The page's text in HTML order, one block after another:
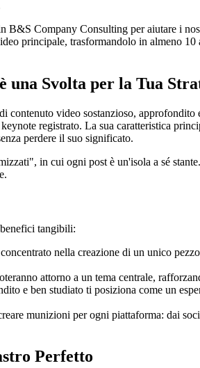
B&S Company Consulting per aiutare i
principale, trasformandolo in almeno
una Svolta per la Tua
contenuto video sostanzioso,
registrato. La sua caratteristica
perdere il suo significato.
in cui ogni post è un'isola a sé
tangibili:
nella creazione di un unico
attorno a un tema centrale,
e ben studiato ti posiziona come un
munizioni per ogni piattaforma: dai
Perfetto